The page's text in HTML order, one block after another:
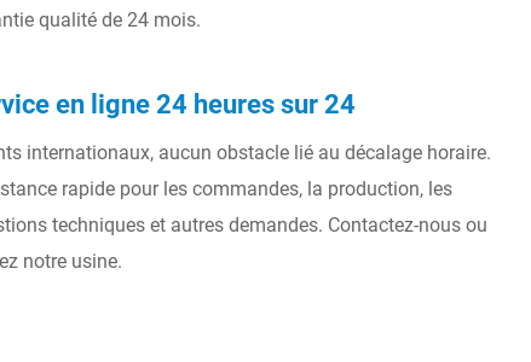
qualité de 24 mois.
en ligne 24 heures sur 24
internationaux, aucun obstacle lié au décalage horaire.
rapide pour les commandes, la production, les
techniques et autres demandes. Contactez-nous ou
notre usine.